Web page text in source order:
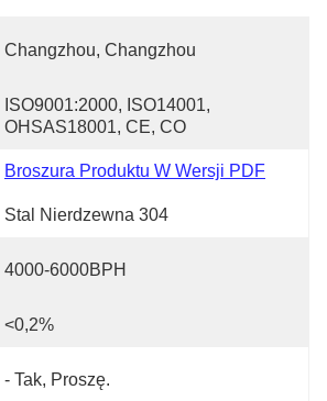
Changzhou, Changzhou
ISO9001:2000, ISO14001,
OHSAS18001, CE, CO
Broszura Produktu W Wersji PDF
Stal Nierdzewna 304
4000-6000BPH
<0,2%
- Tak, Proszę.